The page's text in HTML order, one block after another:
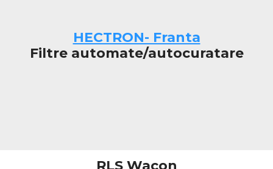
HECTRON- Franta
Filtre automate/autocuratare
RLS Wacon